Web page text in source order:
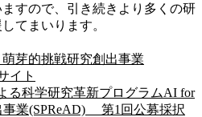
すので、引き続きより多くの研
てまいります。
芽的挑戦研究創出事業
イト
る科学研究革新プログラムAI for
事業(SPReAD) 第1回公募採択